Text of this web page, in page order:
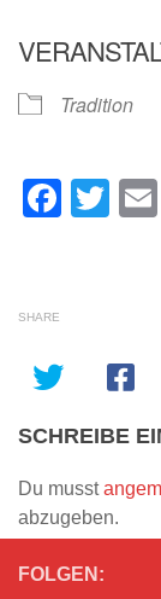
Tradition
SHARE
SCHREIBE
Du musst
abzugeben.
FOLGEN: